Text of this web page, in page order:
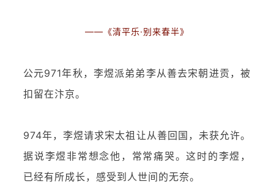
——《清平乐·别来春半》
公元971年秋，李煜派弟弟李从善去宋朝进贡，被
扣留在汴京。
974年，李煜请求宋太祖让从善回国，未获允许。
据说李煜非常想念他，常常痛哭。这时的李煜，
已经有所成长，感受到人世间的无奈。